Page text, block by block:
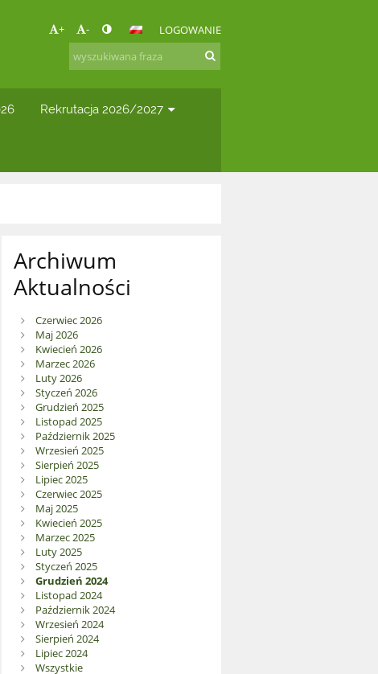
+ - LOGOWANIE
Rekrutacja 2026/2027
Archiwum
Aktualności
Czerwiec 2026
Maj 2026
Kwiecień 2026
Marzec 2026
Luty 2026
Styczeń 2026
Grudzień 2025
Listopad 2025
Październik 2025
Wrzesień 2025
Sierpień 2025
Lipiec 2025
Czerwiec 2025
Maj 2025
Kwiecień 2025
Marzec 2025
Luty 2025
Styczeń 2025
Grudzień 2024
Listopad 2024
Październik 2024
Wrzesień 2024
Sierpień 2024
Lipiec 2024
Wszystkie